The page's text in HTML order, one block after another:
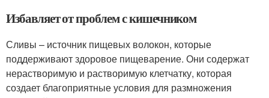
Избавляет от проблем с кишечником
Сливы – источник пищевых волокон, которые
поддерживают здоровое пищеварение. Они содержат
нерастворимую и растворимую клетчатку, которая
создает благоприятные условия для размножения